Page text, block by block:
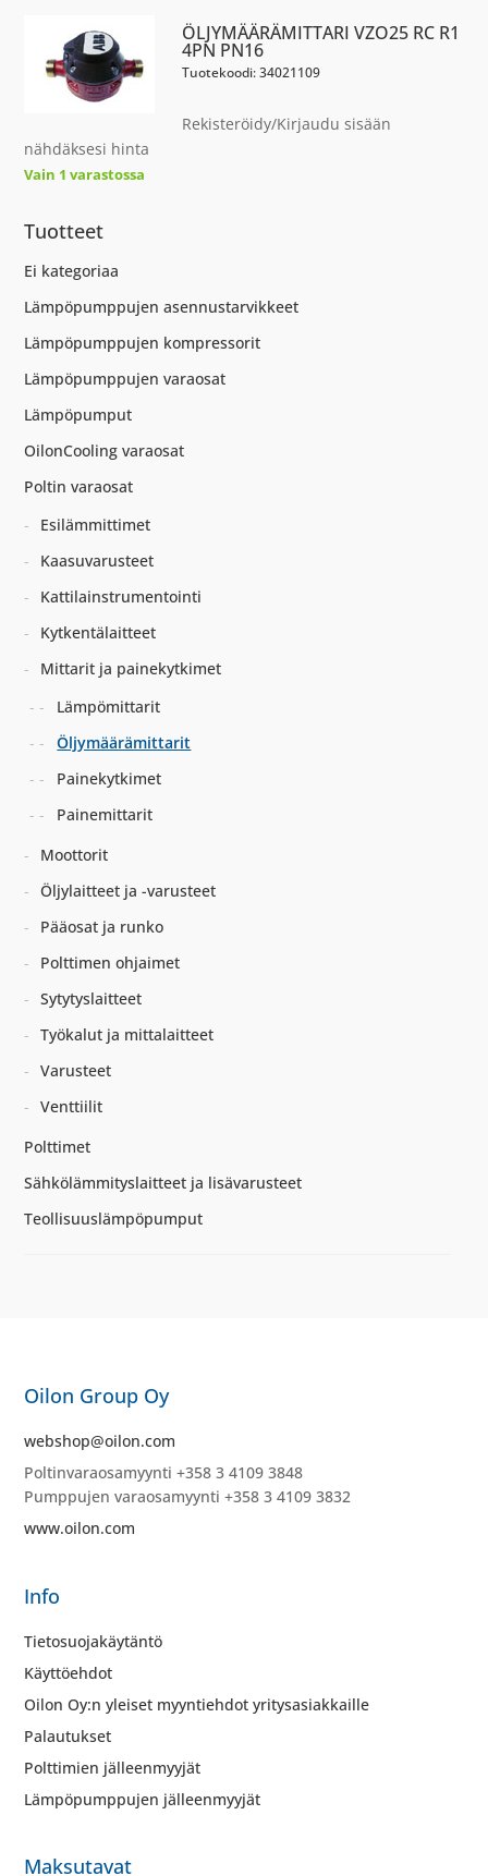
ÖLJYMÄÄRÄMITTARI VZO25 RC R1
4PN PN16
Tuotekoodi: 34021109
Rekisteröidy/Kirjaudu sisään
nähdäksesi hinta
Vain 1 varastossa
Tuotteet
Ei kategoriaa
Lämpöpumppujen asennustarvikkeet
Lämpöpumppujen kompressorit
Lämpöpumppujen varaosat
Lämpöpumput
OilonCooling varaosat
Poltin varaosat
Esilämmittimet
Kaasuvarusteet
Kattilainstrumentointi
Kytkentälaitteet
Mittarit ja painekytkimet
Lämpömittarit
Öljymäärämittarit
Painekytkimet
Painemittarit
Moottorit
Öljylaitteet ja -varusteet
Pääosat ja runko
Polttimen ohjaimet
Sytytyslaitteet
Työkalut ja mittalaitteet
Varusteet
Venttiilit
Polttimet
Sähkölämmityslaitteet ja lisävarusteet
Teollisuuslämpöpumput
Oilon Group Oy
webshop@oilon.com
Poltinvaraosamyynti +358 3 4109 3848
Pumppujen varaosamyynti +358 3 4109 3832
www.oilon.com
Info
Tietosuojakäytäntö
Käyttöehdot
Oilon Oy:n yleiset myyntiehdot yritysasiakkaille
Palautukset
Polttimien jälleenmyyjät
Lämpöpumppujen jälleenmyyjät
Maksutavat